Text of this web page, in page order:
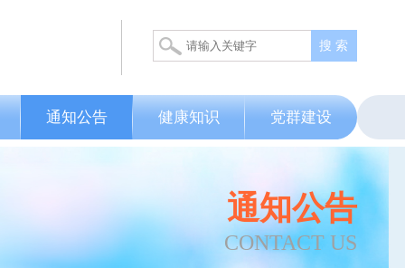
搜 索
通知公告 健康知识 党群建设
通知公告
CONTACT US